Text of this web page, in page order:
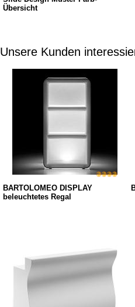
Übersicht
Unsere Kunden
BARTOLOMEO DISPLAY
beleuchtetes Regal